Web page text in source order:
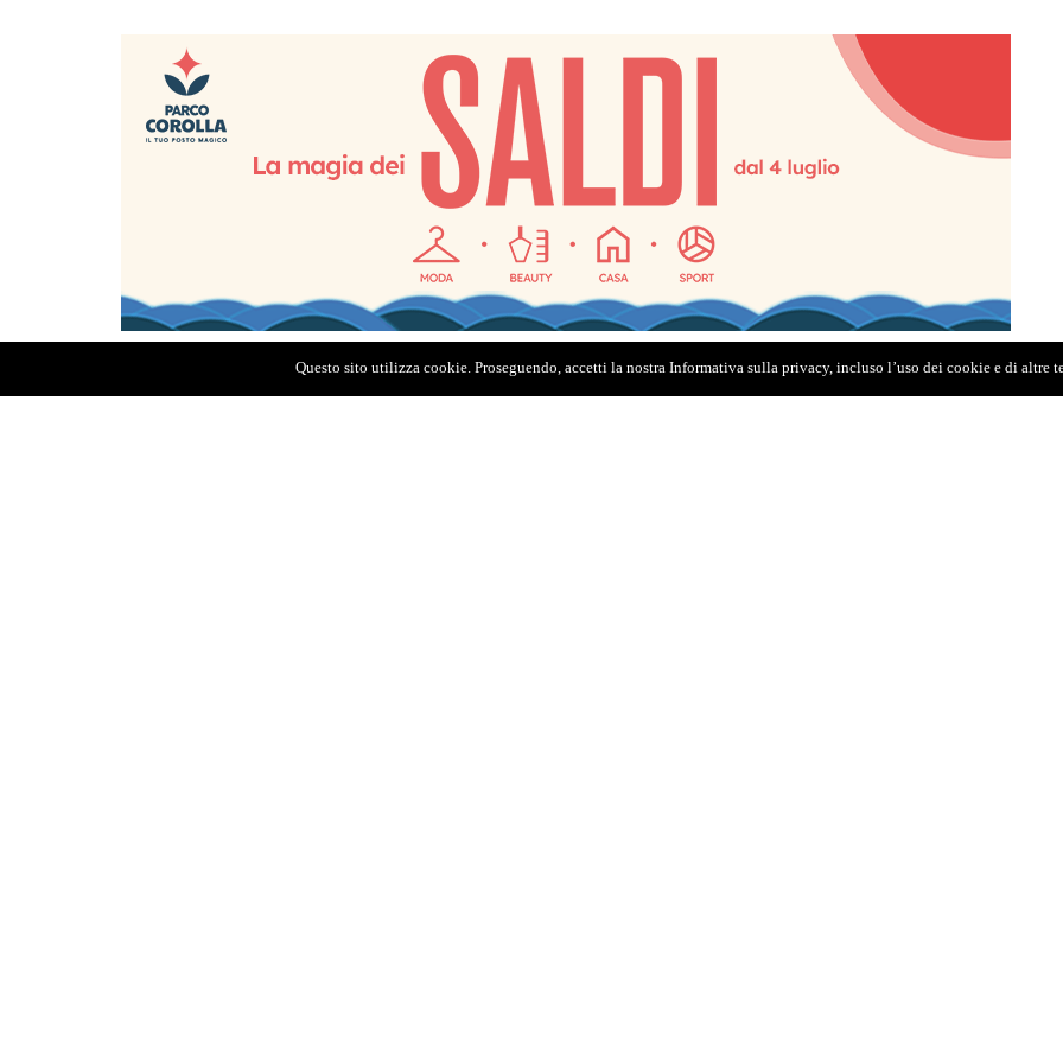
Questo sito utilizza cookie. Proseguendo, accetti la nostra Informativa sulla privacy, incluso l’uso dei cookie e di altre